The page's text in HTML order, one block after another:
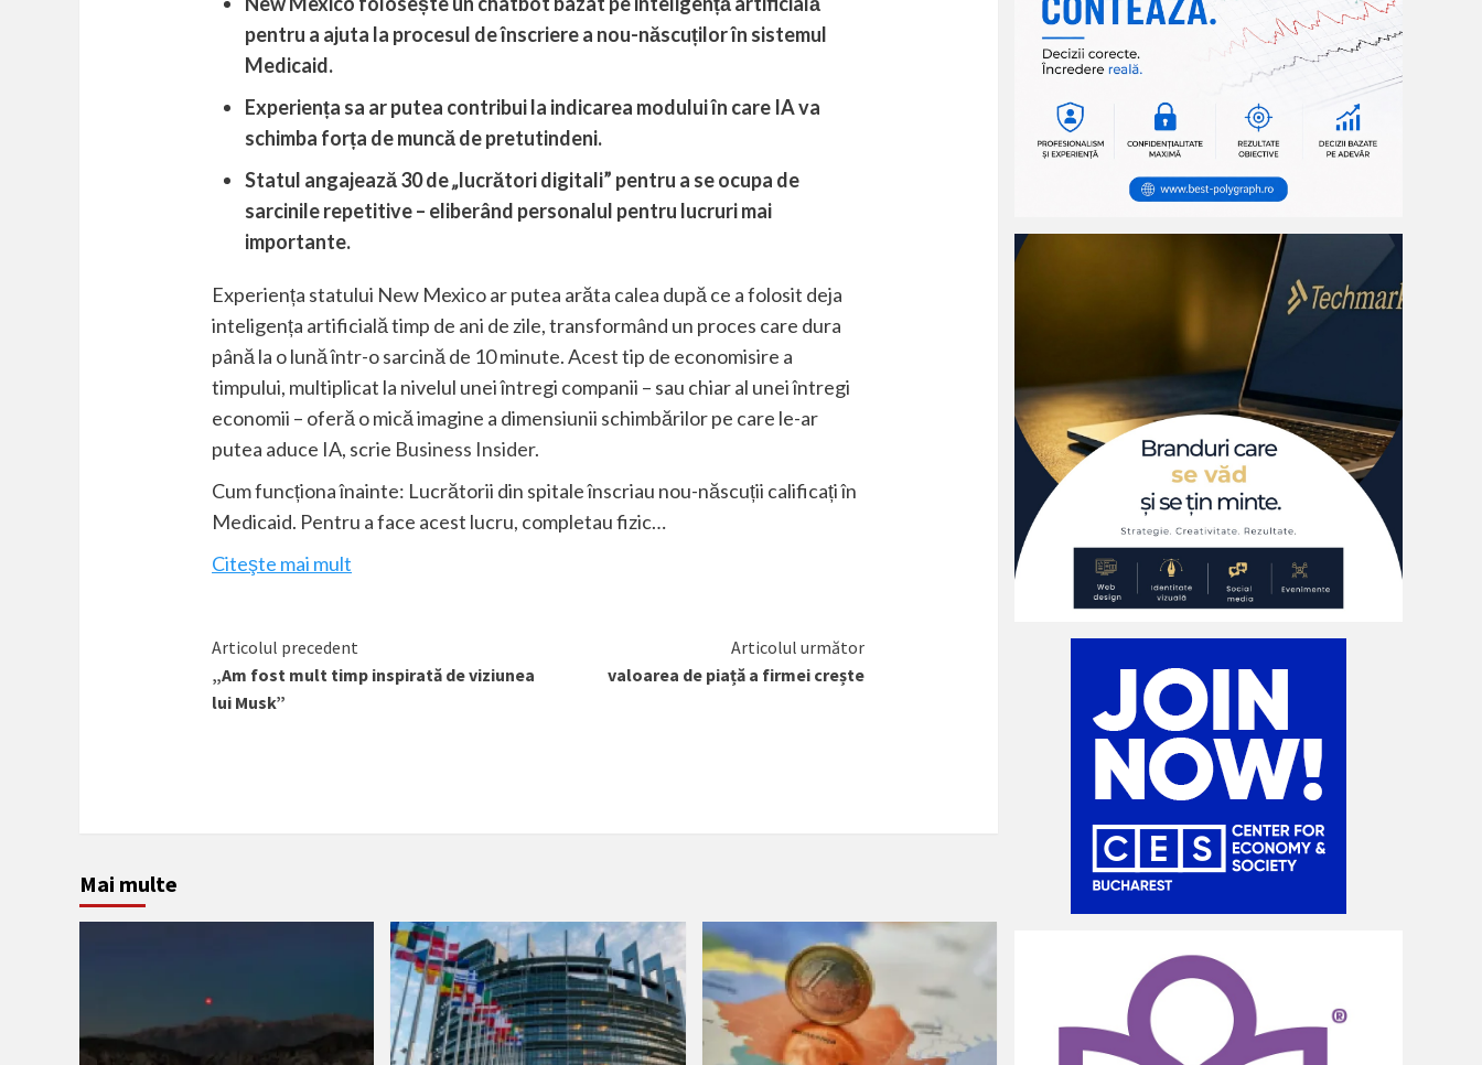
pentru a ajuta la procesul de înscriere a nou-născuților în sistemul
Medicaid.
Experiența sa ar putea contribui la indicarea modului în care IA va
schimba forța de muncă de pretutindeni.
Statul angajează 30 de„lucrători digitali” pentru a se ocupa de
sarcinile repetitive – eliberând personalul pentru lucruri mai
importante.
Experiența statului New Mexico ar putea arăta calea după ce a folosit deja
inteligența artificială timp de ani de zile, transformând un proces care dura
până la o lună într-o sarcină de 10 minute. Acest tip de economisire a
timpului, multiplicat la nivelul unei întregi companii – sau chiar al unei întregi
economii – oferă o mică imagine a dimensiunii schimbărilor pe care le-ar
putea aduce IA, scrie Business Insider.
Cum funcționa înainte: Lucrătorii din spitale înscriau nou-născuții calificați în
Medicaid. Pentru a face acest lucru, completau fizic…
Citeşte mai mult
Citește
mai
mult
Articolul precedent
„Am fost mult timp inspirată de viziunea
lui Musk”
Articolul următor
valoarea de piață a firmei crește
Mai multe